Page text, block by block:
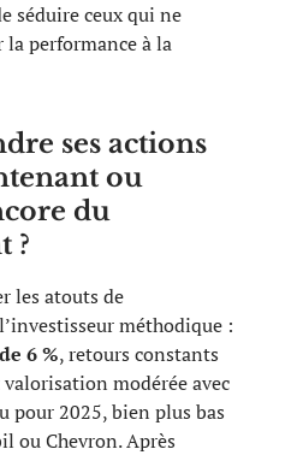
séduire ceux qui ne
performance à la
ses actions
ou
du
?
les atouts de
méthodique :
6 %, retours constants
modérée avec
pour 2025, bien plus bas
ou Chevron. Après